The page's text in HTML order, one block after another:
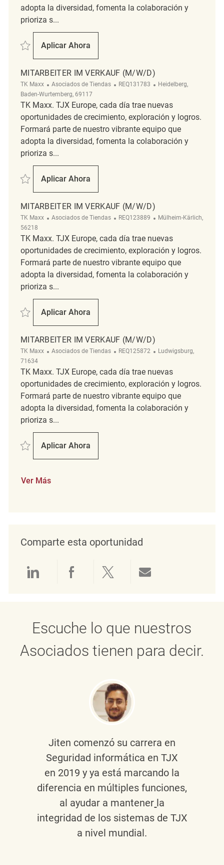
adopta la diversidad, fomenta la colaboración y
prioriza s...
Salvar Mitarbeiter im Verkauf (m/w/d) REQ124760
Aplicar Ahora
Mitarbeiter Im Verkauf (m/w/d)
MITARBEITER IM VERKAUF (M/W/D)
TK Maxx Categoría
Asociados de Tiendas ReqId
REQ131783 Ubicación
Heidelberg,
Baden-Wurtemberg, 69117
TK Maxx. TJX Europe, cada día trae nuevas
oportunidades de crecimiento, exploración y logros.
Formará parte de nuestro vibrante equipo que
adopta la diversidad, fomenta la colaboración y
prioriza s...
Salvar Mitarbeiter im Verkauf (m/w/d) REQ131783
Aplicar Ahora
Mitarbeiter Im Verkauf (m/w/d)
MITARBEITER IM VERKAUF (M/W/D)
TK Maxx Categoría
Asociados de Tiendas ReqId
REQ123889 Ubicación
Mülheim-Kärlich,
56218
TK Maxx. TJX Europe, cada día trae nuevas
oportunidades de crecimiento, exploración y logros.
Formará parte de nuestro vibrante equipo que
adopta la diversidad, fomenta la colaboración y
prioriza s...
Salvar Mitarbeiter im Verkauf (m/w/d) REQ123889
Aplicar Ahora
Mitarbeiter Im Verkauf (m/w/d)
MITARBEITER IM VERKAUF (M/W/D)
TK Maxx Categoría
Asociados de Tiendas ReqId
REQ125872 Ubicación
Ludwigsburg,
71634
TK Maxx. TJX Europe, cada día trae nuevas
oportunidades de crecimiento, exploración y logros.
Formará parte de nuestro vibrante equipo que
adopta la diversidad, fomenta la colaboración y
prioriza s...
Salvar Mitarbeiter im Verkauf (m/w/d) REQ125872
Aplicar Ahora
Mitarbeiter Im Verkauf (m/w/d)
Ver Más
Comparte esta oportunidad
Compartir a través de LinkedIn
Compartir a través de
Compartir a través
Escuche lo que nuestros
Asociados tienen para decir.
Jiten comenzó su carrera en
Seguridad informática en TJX
en 2019 y ya está marcando la
diferencia en múltiples funciones,
al ayudar a mantener la
integridad de los sistemas de TJX
a nivel mundial.